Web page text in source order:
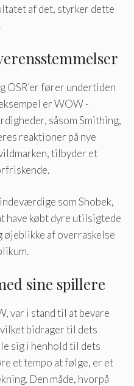
af det, styrker dette
OSR’er fører undertiden
er WOW -
såsom Smithing,
reaktioner på nye
tilbyder et
som Shobek,
have købt dyre utilsigtede
af overraskelse
sine spillere
var i stand til at bevare
bidrager til dets
sig i henhold til dets
et tempo at følge, er et
Den måde, hvorpå